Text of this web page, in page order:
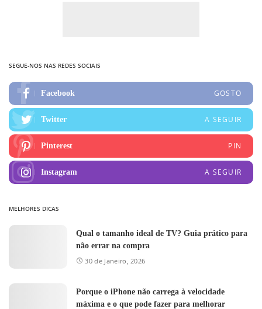
SEGUE-NOS NAS REDES SOCIAIS
Facebook GOSTO
Twitter A SEGUIR
Pinterest PIN
Instagram A SEGUIR
MELHORES DICAS
Qual o tamanho ideal de TV? Guia prático para
não errar na compra
30 de Janeiro, 2026
Porque o iPhone não carrega à velocidade
máxima e o que pode fazer para melhorar